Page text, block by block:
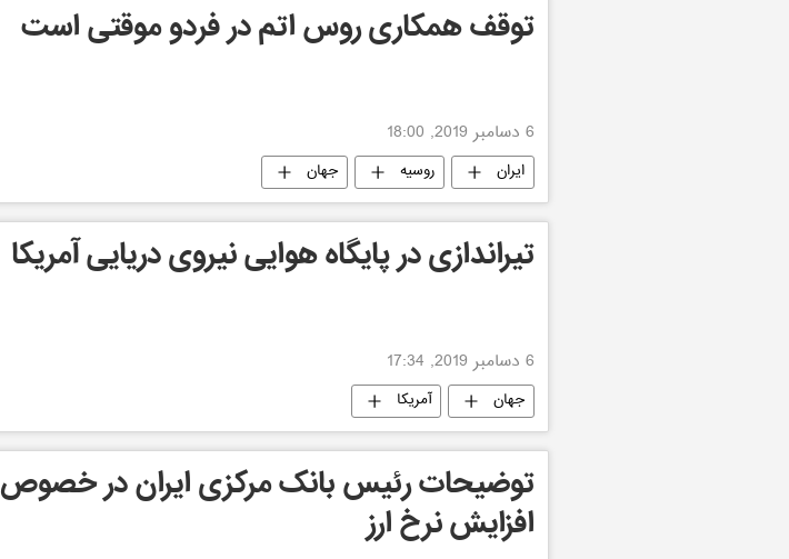
توقف همکاری روس اتم در فردو موقتی است
6 دسامبر 2019, 18:00
ایران روسیه جهان
تیراندازی در پایگاه هوایی نیروی دریایی آمریکا
6 دسامبر 2019, 17:34
جهان آمریکا
توضیحات رئیس بانک مرکزی ایران در خصوص
افزایش نرخ ارز